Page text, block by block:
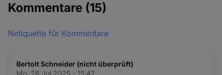
Kommentare (15)
Netiquette für Kommentare
Bertolt Schneider (nicht überprüft)
Mo. 28 Jul 2025 - 15:47